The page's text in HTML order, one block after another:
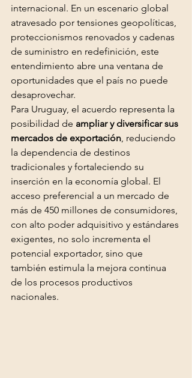
internacional. En un escenario global
atravesado por tensiones geopolíticas,
proteccionismos renovados y cadenas
de suministro en redefinición, este
entendimiento abre una ventana de
oportunidades que el país no puede
desaprovechar.
Para Uruguay, el acuerdo representa la
posibilidad de ampliar y diversificar sus
mercados de exportación, reduciendo
la dependencia de destinos
tradicionales y fortaleciendo su
inserción en la economía global. El
acceso preferencial a un mercado de
más de 450 millones de consumidores,
con alto poder adquisitivo y estándares
exigentes, no solo incrementa el
potencial exportador, sino que
también estimula la mejora continua
de los procesos productivos
nacionales.